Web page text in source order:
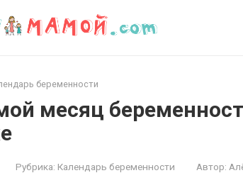
беременности
месяц
Рубрика: Календарь беременности Автор: